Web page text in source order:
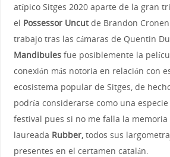
atípico Sitges 2020 aparte de la gran
el Possessor Uncutde Brandon
trabajo tras las cámaras de Quentin
Mandibulesfue posiblemente la
conexión más notoria en relación con
ecosistema popular de Sitges, de
podría considerarse como una
festival pues si no me falla la memoria
laureada Rubber,todos sus
presentes en el certamen catalán.